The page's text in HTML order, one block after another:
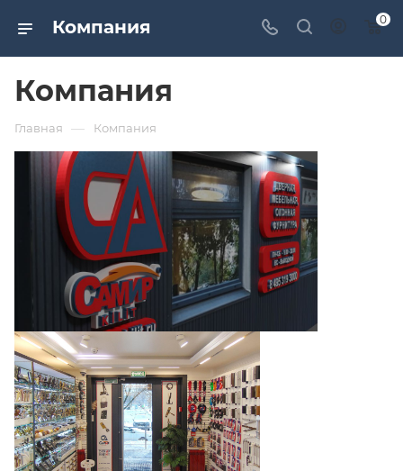
Компания 0
Компания
Главная — Компания